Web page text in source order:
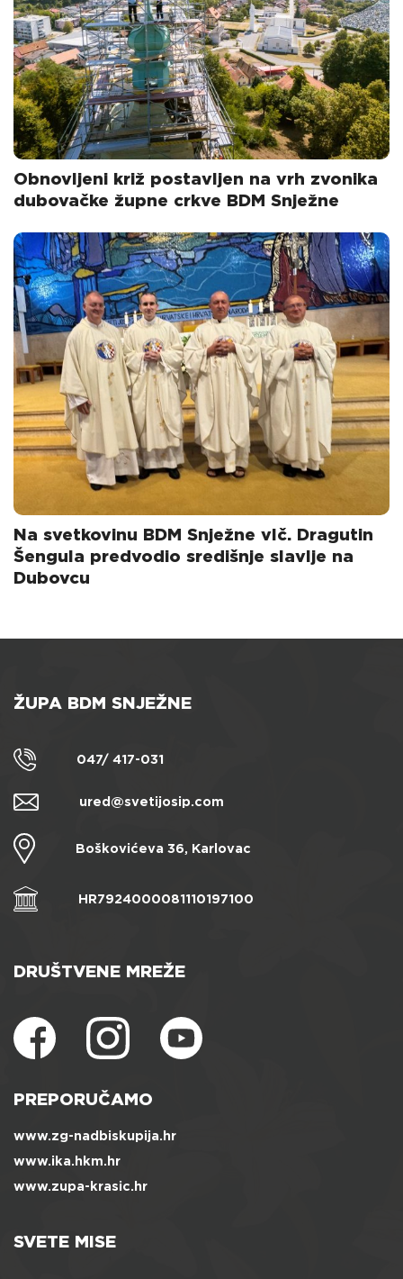
Obnovljeni križ postavljen na vrh zvonika
dubovačke župne crkve BDM Snježne
Na svetkovinu BDM Snježne vlč. Dragutin
Šengula predvodio središnje slavlje na
Dubovcu
ŽUPA BDM SNJEŽNE
047/ 417-031
ured@svetijosip.com
Boškovićeva 36, Karlovac
HR7924000081110197100
DRUŠTVENE MREŽE
PREPORUČAMO
www.zg-nadbiskupija.hr
www.ika.hkm.hr
www.zupa-krasic.hr
SVETE MISE